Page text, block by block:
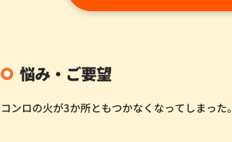
悩み・ご要望
コンロの火が3か所ともつかなくなってしまった。